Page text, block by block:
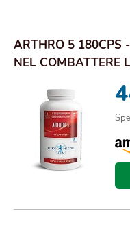
ARTHRO 5 180CPS
NEL COMBATTERE